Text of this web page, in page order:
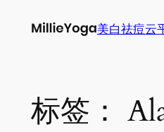
美白祛痘云
标签：